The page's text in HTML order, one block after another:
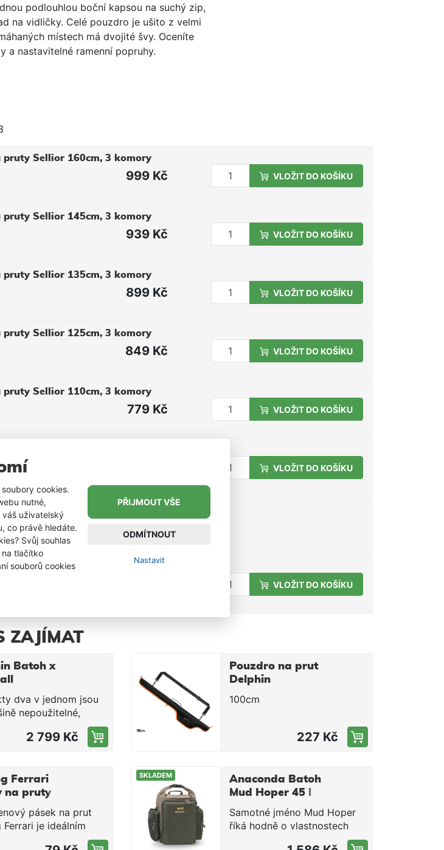
cookies.
nutné,
váš uživatelský
co právě hledáte.
Svůj souhlas
tlačítko
souborů cookies
PŘIJMOUT VŠE
ODMÍTNOUT
Nastavit
podlouhlou boční kapsou na suchý zip,
na vidličky. Celé pouzdro je ušito z velmi
místech má dvojité švy. Oceníte
a nastavitelné ramenní popruhy.
pruty Sellior 160cm, 3 komory
999 Kč VLOŽIT DO KOŠÍKU
pruty Sellior 145cm, 3 komory
939 Kč VLOŽIT DO KOŠÍKU
pruty Sellior 135cm, 3 komory
899 Kč VLOŽIT DO KOŠÍKU
pruty Sellior 125cm, 3 komory
849 Kč VLOŽIT DO KOŠÍKU
pruty Sellior 110cm, 3 komory
779 Kč VLOŽIT DO KOŠÍKU
VLOŽIT DO KOŠÍKU
pruty Sellior 90cm, 3 komory
629 Kč
pruty Sellior 80cm, 3 komory
VLOŽIT DO KOŠÍKU
ZAJÍMAT
Batoh x
dva v jednom jsou
nepoužitelné,
proto se jim obloukem
Výjimku může
je TRANZPORTER.
plnohodnotný
mu
carryall taška
Pravda je taková,
je to
2 799 Kč
Pouzdro na prut
Delphin
SpinCASE EVA
100 cm
100cm
227 Kč
Ferrari
na pruty
2 ks
pásek na prut
Ferrari je ideálním
pro rybáře, kteří
SKLADEM
Anaconda Batoh
Mud Hoper 45 l
Samotné jméno Mud Hoper
říká hodně o vlastnostech